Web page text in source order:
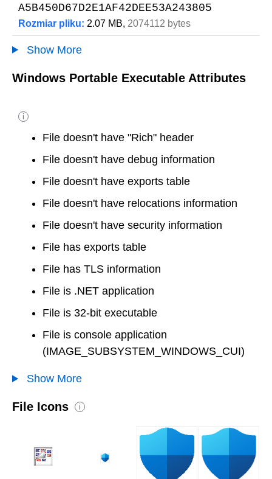
A5B450D67D2E1AF42DEE53A243805
Rozmiar pliku: 2.07 MB, 2074112 bytes
Show More
Windows Portable Executable Attributes
i
File doesn't have "Rich" header
File doesn't have debug information
File doesn't have exports table
File doesn't have relocations information
File doesn't have security information
File has exports table
File has TLS information
File is .NET application
File is 32-bit executable
File is console application
(IMAGE_SUBSYSTEM_WINDOWS_CUI)
Show More
File Icons i